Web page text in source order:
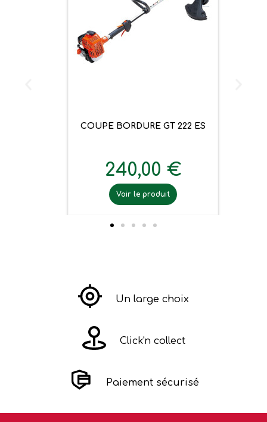
COUPE BORDURE GT 222 ES
240,00 €
Voir le produit
Un large choix
Click'n collect
Paiement sécurisé